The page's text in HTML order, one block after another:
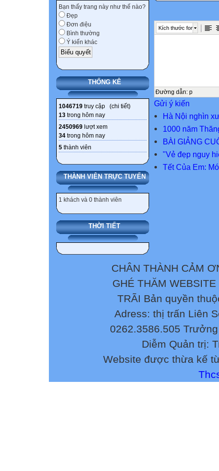
Bạn thấy trang này như thế nào?
Đẹp
Đơn điệu
Bình thường
Ý kiến khác
THỐNG KÊ
1046719 truy cập (chi tiết)
13 trong hôm nay
2450969 lượt xem
34 trong hôm nay
5 thành viên
THÀNH VIÊN TRỰC TUYẾN
1 khách và 0 thành viên
THỜI TIẾT
Kích thước font
Đường dẫn: p
Gửi ý kiến
Hà Nội nghìn
1000 năm
BÀI GIẢNG
"Vẻ đẹp nguy
Tết Của Em:
CHÂN THÀNH CẢM
GHÉ THĂM
TRÃI Bản quyền
Adress: thị trấn Liên
0262.3586.505
Diễm Quản trị:
Website được thừa kế